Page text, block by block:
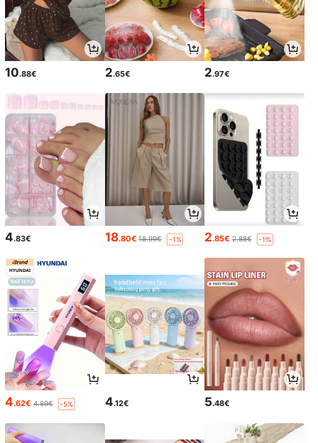
10.88€ 2.65€ 2.97€
4.83€ 18.80€ 18.99€ -1% 2.85€ 2.88€ -1%
4.62€ 4.89€ -5% 4.12€ 5.48€